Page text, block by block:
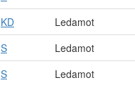
KD Ledamot
S Ledamot
S Ledamot